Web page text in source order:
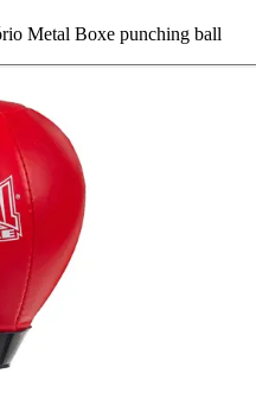
Metal Boxe punching ball